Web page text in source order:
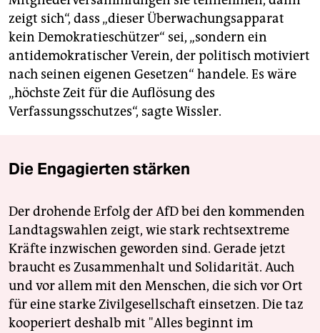
zeigt sich“, dass „dieser Überwachungsapparat
kein Demokratieschützer“ sei, „sondern ein
antidemokratischer Verein, der politisch motiviert
nach seinen eigenen Gesetzen“ handele. Es wäre
„höchste Zeit für die Auflösung des
Verfassungsschutzes“, sagte Wissler.
Die Engagierten stärken
Der drohende Erfolg der AfD bei den kommenden
Landtagswahlen zeigt, wie stark rechtsextreme
Kräfte inzwischen geworden sind. Gerade jetzt
braucht es Zusammenhalt und Solidarität. Auch
und vor allem mit den Menschen, die sich vor Ort
für eine starke Zivilgesellschaft einsetzen. Die taz
kooperiert deshalb mit "Alles beginnt im